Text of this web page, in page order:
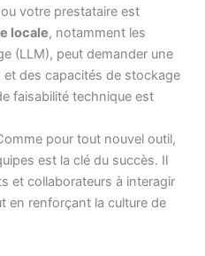
votre prestataire est
locale, notamment les
(LLM), peut demander une
et des capacités de stockage
faisabilité technique est
pour tout nouvel outil,
est la clé du succès. Il
et collaborateurs à interagir
en renforçant la culture de